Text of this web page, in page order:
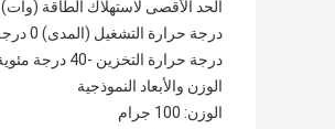
الحد الأقصى لاستهلاك الطاقة (وات) 3.5 وات
درجة حرارة التشغيل (المدى) 0 درجة مئوية إلى 85 درجة مئوية
درجة حرارة التخزين -40 درجة مئوية إلى 85 درجة مئوية
الوزن والأبعاد النموذجية
الوزن: 100 جرام